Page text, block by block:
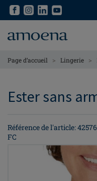
Skip
content
Skip
content
Page d’accueil > Lingerie >
Ester sans
Référence de l'article:
FC